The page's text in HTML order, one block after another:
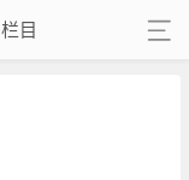
栏目